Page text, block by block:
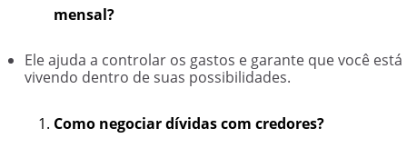
mensal?
Ele ajuda a controlar os gastos e garante que você está
vivendo dentro de suas possibilidades.
Como negociar dívidas com credores?